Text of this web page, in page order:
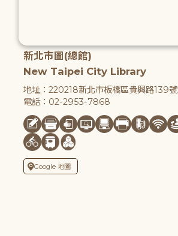
新北市圖(總館)
New Taipei City Library
地址：220218新北市板橋區貴興路139號
電話：02-2953-7868
Google 地圖